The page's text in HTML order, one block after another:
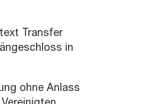
Transfer
in
ohne Anlass